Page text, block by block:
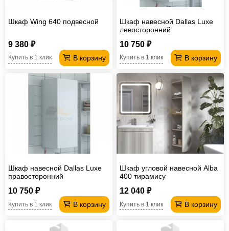
Шкаф Wing 640 подвесной
9 380 ₽
В корзину
Купить в 1 клик
Шкаф навесной Dallas Luxe
левосторонний
10 750 ₽
В корзину
Купить в 1 клик
Шкаф навесной Dallas Luxe
правосторонний
10 750 ₽
В корзину
Купить в 1 клик
Шкаф угловой навесной Alba
400 тирамису
12 040 ₽
В корзину
Купить в 1 клик